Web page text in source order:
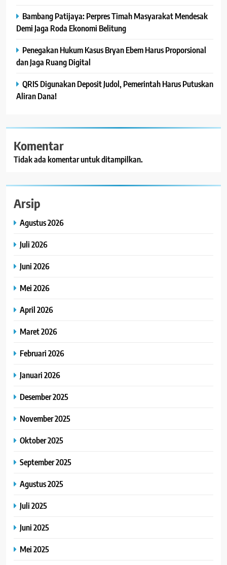
Bambang Patijaya: Perpres Timah Masyarakat Mendesak
Demi Jaga Roda Ekonomi Belitung
Penegakan Hukum Kasus Bryan Ebem Harus Proporsional
dan Jaga Ruang Digital
QRIS Digunakan Deposit Judol, Pemerintah Harus Putuskan
Aliran Dana!
Komentar
Tidak ada komentar untuk ditampilkan.
Arsip
Agustus 2026
Juli 2026
Juni 2026
Mei 2026
April 2026
Maret 2026
Februari 2026
Januari 2026
Desember 2025
November 2025
Oktober 2025
September 2025
Agustus 2025
Juli 2025
Juni 2025
Mei 2025